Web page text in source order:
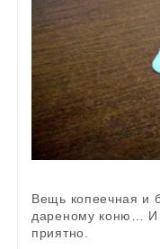
Вещь копеечная и
дареному коню… И
приятно.